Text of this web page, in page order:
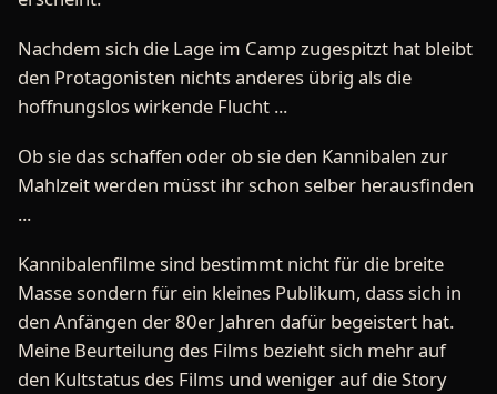
Nachdem sich die Lage im Camp zugespitzt hat bleibt
den Protagonisten nichts anderes übrig als die
hoffnungslos wirkende Flucht ...
Ob sie das schaffen oder ob sie den Kannibalen zur
Mahlzeit werden müsst ihr schon selber herausfinden
...
Kannibalenfilme sind bestimmt nicht für die breite
Masse sondern für ein kleines Publikum, dass sich in
den Anfängen der 80er Jahren dafür begeistert hat.
Meine Beurteilung des Films bezieht sich mehr auf
den Kultstatus des Films und weniger auf die Story